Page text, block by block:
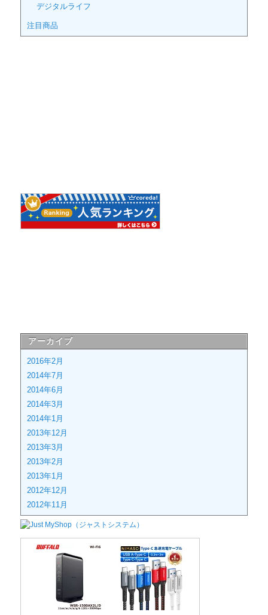
デジタルライフ
注目商品
アーカイブ
2016年2月
2014年7月
2014年6月
2014年3月
2014年1月
2013年12月
2013年3月
2013年2月
2013年1月
2012年12月
2012年11月